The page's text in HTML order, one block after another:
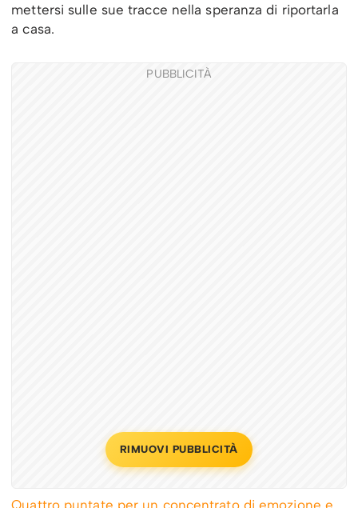
mettersi sulle sue tracce nella speranza di riportarla
a casa.
PUBBLICITÀ
RIMUOVI PUBBLICITÀ
Quattro puntate per un concentrato di emozione e